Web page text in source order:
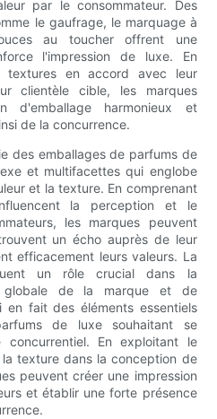
par le consommateur. Des
le gaufrage, le marquage à
au toucher offrent une
l'impression de luxe. En
textures en accord avec leur
clientèle cible, les marques
d'emballage harmonieux et
de la concurrence.
des emballages de parfums de
et multifacettes qui englobe
et la texture. En comprenant
la perception et le
les marques peuvent
un écho auprès de leur
efficacement leurs valeurs. La
un rôle crucial dans la
globale de la marque et de
fait des éléments essentiels
de luxe souhaitant se
concurrentiel. En exploitant le
texture dans la conception de
peuvent créer une impression
et établir une forte présence